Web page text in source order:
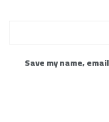
Save my name,